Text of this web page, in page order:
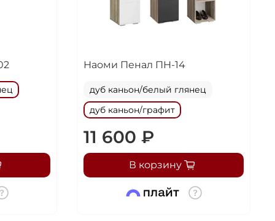
Наоми Пенал ПН-14
дуб каньон/белый глянец
дуб каньон/графит
11 600 ₽
В корзину